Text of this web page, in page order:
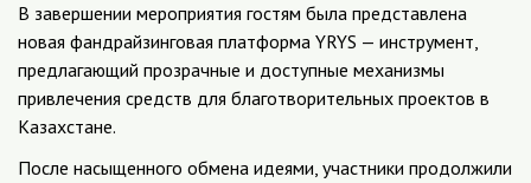
В завершении мероприятия гостям была представлена
новая фандрайзинговая платформа YRYS — инструмент,
предлагающий прозрачные и доступные механизмы
привлечения средств для благотворительных проектов в
Казахстане.
После насыщенного обмена идеями, участники продолжили